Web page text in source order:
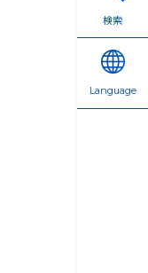
検索
Language